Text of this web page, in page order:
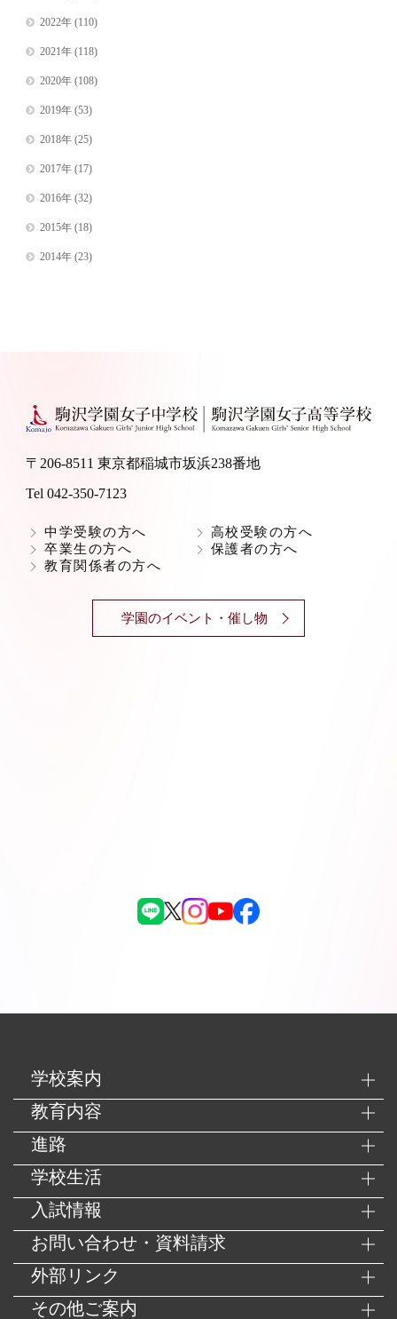
2022年(110)
2021年(118)
2020年(108)
2019年(53)
2018年(25)
2017年(17)
2016年(32)
2015年(18)
2014年(23)
〒206-8511 東京都稲城市坂浜238番地
Tel 042-350-7123
中学受験の方へ
高校受験の方へ
卒業生の方へ
保護者の方へ
教育関係者の方へ
学園のイベント・催し物
学校案内
教育内容
進路
学校生活
入試情報
お問い合わせ・資料請求
外部リンク
その他ご案内